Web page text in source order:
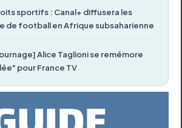
sportifs : Canal+ diffusera les
de football en Afrique subsaharienne
Alice Taglioni se remémore
pour France TV